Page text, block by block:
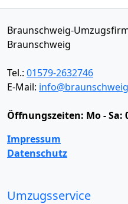
Braunschweig-
Braunschweig
Tel.: 01579-2632746
E-Mail:
Öffnungszeiten: Mo - Sa:
Impressum
Datenschutz
Umzugsservice